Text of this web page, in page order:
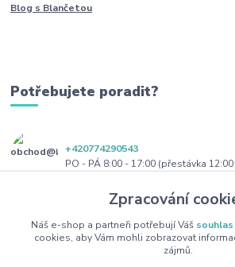
Blog s Blančetou
Potřebujete poradit?
+420774290543
PO - PÁ 8:00 - 17:00 (přestávka
obchod@blanceta.czZpracování
Náš e-shop a partneři potřebují Váš souhlas
cookies, aby Vám mohli zobrazovat
zájmů.